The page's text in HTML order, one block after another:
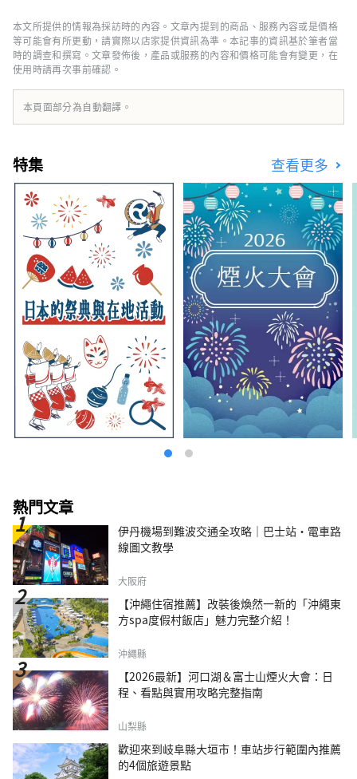
是世界著名漫畫《海賊王》的作者尾田榮一郎的
故鄉，在縣內隨處可見草帽海賊團的雕像。使用
縣內各地的新鮮食材製作的食物和飲料都很美
味。請來熊本縣看看，它會撫慰你的五種感官！
本文所提供的情報為採訪時的內容。文章內提到的商品、服務內容或是價格
等可能會有所更動，請實際以店家提供資訊為準。本記事的資訊基於筆者當
時的調查和撰寫。文章發佈後，產品或服務的內容和價格可能會有變更，在
使用時請再次事前確認。
本頁面部分為自動翻譯。
特集 查看更多
熱門文章
伊丹機場到難波交通全攻略｜巴士站・電車路
線圖文教學
大阪府
【沖繩住宿推薦】改裝後煥然一新的「沖繩東
方spa度假村飯店」魅力完整介紹！
沖繩縣
【2026最新】河口湖＆富士山煙火大會：日
程、看點與實用攻略完整指南
山梨縣
歡迎來到岐阜縣大垣市！車站步行範圍內推薦
的4個旅遊景點